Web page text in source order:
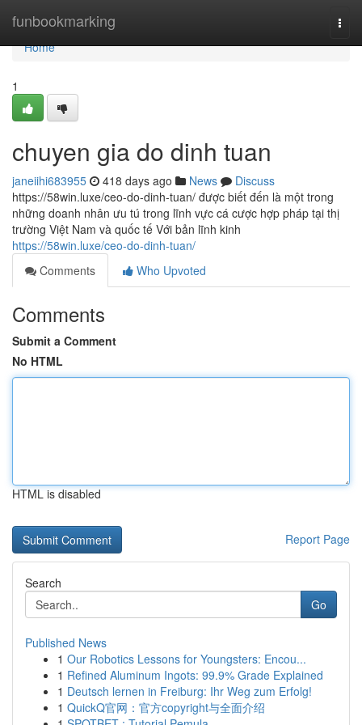
funbookmarking
Home
Home
1
chuyen gia do dinh tuan
janeiihi683955 418 days ago News
Discuss
https://58win.luxe/ceo-do-dinh-tuan/ được biết đến là một trong
những doanh nhân ưu tú trong lĩnh vực cá cược hợp pháp tại thị
trường Việt Nam và quốc tế Với bản lĩnh kinh
https://58win.luxe/ceo-do-dinh-tuan/
Comments
Who Upvoted
Comments
Submit a Comment
No HTML
HTML is disabled
Report Page
Search
Go
Published News
1 Our Robotics Lessons for Youngsters: Encou...
1 Refined Aluminum Ingots: 99.9% Grade Explained
1 Deutsch lernen in Freiburg: Ihr Weg zum Erfolg!
1 QuickQ官网：官方copyright与全面介绍